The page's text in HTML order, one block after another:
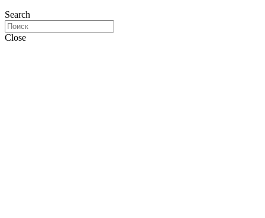
Search
Close